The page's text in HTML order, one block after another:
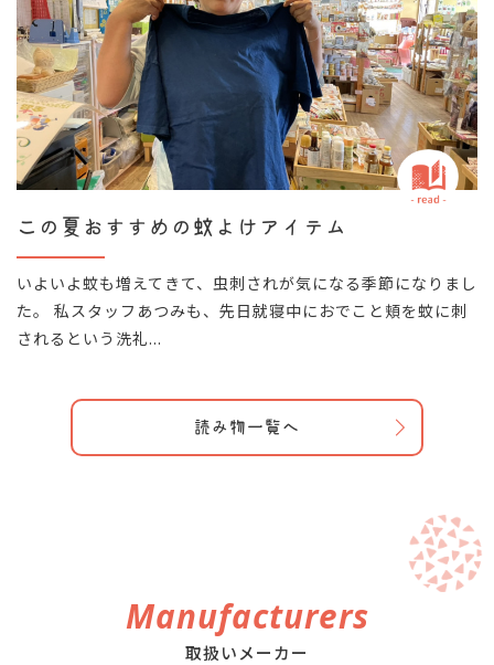
この夏おすすめの蚊よけアイテム
いよいよ蚊も増えてきて、虫刺されが気になる季節になりまし
た。 私スタッフあつみも、先日就寝中におでこと頬を蚊に刺
されるという洗礼...
読み物一覧へ
Manufacturers
取扱いメーカー